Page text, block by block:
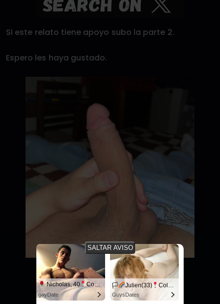
Si este relato tiene apoyo subo la parte 2.
Espero les haya gustado.
¿Qué te pareció este relato?
Nicholas, 40 Columbus
gayDate
🏳‍ Julien(33) Columbus
GuysDates
SALTAR AVISO